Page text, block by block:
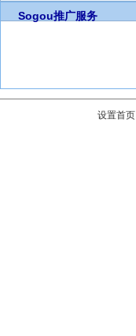
Sogou推广服务
设置首页